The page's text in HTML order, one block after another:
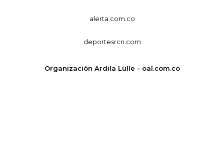
alerta.com.co
deportesrcn.com
Organización Ardila Lülle - oal.com.co